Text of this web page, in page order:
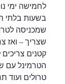
לחמישה ימי
בשעות בלתי
שמכניסה
שצריך – ואז
קטנים
הטרמינל עם
טרולים ועוד